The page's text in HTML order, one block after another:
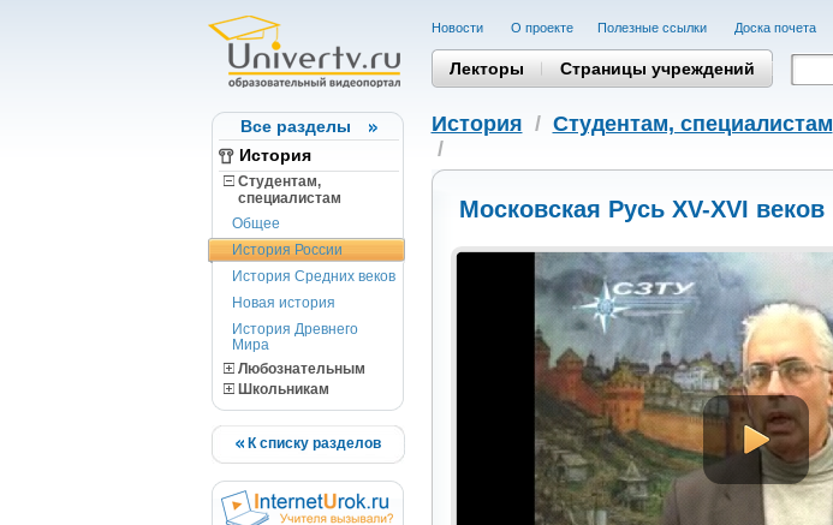
Все разделы
История
Студентам,
cпециалистам
Общее
История России
История Средних веков
Новая история
История Древнего
Мира
Любознательным
Школьникам
К списку разделов
Новости О проекте Полезные cсылки Доска почета
Лекторы Страницы учреждений
История / Студентам, cпециалистам
/
Московская Русь XV-XVI веков